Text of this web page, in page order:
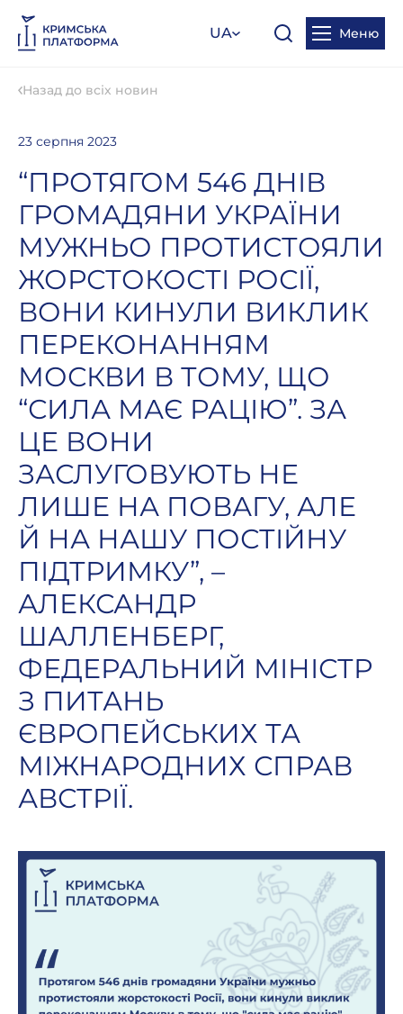
UA Меню
Назад до всіх новин
23 серпня 2023
“ПРОТЯГОМ 546 ДНІВ
ГРОМАДЯНИ УКРАЇНИ
МУЖНЬО ПРОТИСТОЯЛИ
ЖОРСТОКОСТІ РОСІЇ,
ВОНИ КИНУЛИ ВИКЛИК
ПЕРЕКОНАННЯМ
МОСКВИ В ТОМУ, ЩО
“СИЛА МАЄ РАЦІЮ”. ЗА
ЦЕ ВОНИ
ЗАСЛУГОВУЮТЬ НЕ
ЛИШЕ НА ПОВАГУ, АЛЕ
Й НА НАШУ ПОСТІЙНУ
ПІДТРИМКУ”, –
АЛЕКСАНДР
ШАЛЛЕНБЕРГ,
ФЕДЕРАЛЬНИЙ МІНІСТР
З ПИТАНЬ
ЄВРОПЕЙСЬКИХ ТА
МІЖНАРОДНИХ СПРАВ
АВСТРІЇ.